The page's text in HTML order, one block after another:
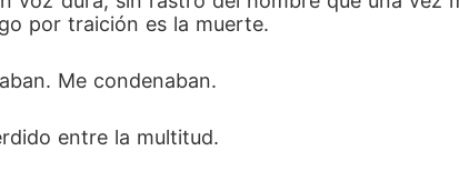
por traición es la muerte.
Me condenaban.
entre la multitud.